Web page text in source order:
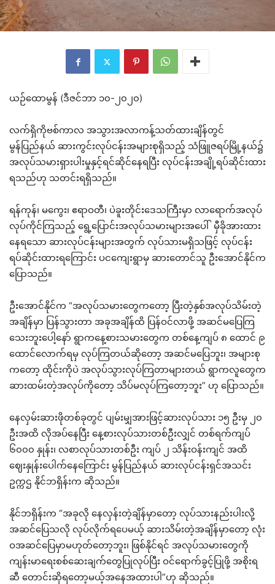
ယဉ်ထောမွန် (ဒီဇင်ဘာ ၁၀-၂၀၂၀)
လက်ရှိကိုဗစ်ကာလ အသွားအလာကန့်သတ်ထားချိန်တွင်
မွန်ပြည်နယ် ဆားကွင်းလုပ်ငန်းအများစုရှိသည့် သံဖြူဇရပ်မြို့နယ်၌
အလုပ်သမားရှားပါးမှုနှင့်ရင်ဆိုင်နေရပြီး လုပ်ငန်းအချို့ရပ်ဆိုင်းထား
ရသည်ဟု သတင်းရရှိသည်။
ရန်ကုန်၊ မကွေး၊ ဧရာဝတီ၊ ပဲခူးတိုင်းဒေသကြီးမှာ လာရောက်အလုပ်
လုပ်ကိုင်ကြသည့် ရွေ့ပြောင်းအလုပ်သမားများအပေါ် မှီခိုအားထား
နေရသော ဆားလုပ်ငန်းများအတွက် လုပ်သားမရှိသဖြင့် လုပ်ငန်း
ရပ်ဆိုင်းထားရကြောင်း ပငကျေးရွာမှ ဆားတောင်သူ ဦးအောင်နိုင်က
ပြောသည်။
ဦးအောင်နိုင်က “အလုပ်သမားတွေကတော့ ပြီးတဲ့နှစ်အလုပ်သိမ်းတဲ့
အချိန်မှာ ပြန်သွားတာ အခုအချိန်ထိ ပြန်ဝင်လာဖို့ အဆင်မပြေကြ
သေးဘူးပေါ့နော် ရွာကနေ့စားသမားတွေက တစ်နေ့ကျပ် ၈ ထောင် ၉
ထောင်လောက်ရမှ လုပ်ကြတယ်ဆိုတော့ အဆင်မပြေဘူး၊ အများစု
ကတော့ ထိုင်းကိုပဲ အလုပ်သွားလုပ်ကြတာများတယ် ရွာကလူတွေက
ဆားထမ်းတဲ့အလုပ်ကိုတော့ သိပ်မလုပ်ကြတော့ဘူး” ဟု ပြောသည်။
နေလှမ်းဆားဖိုတစ်ခုတွင် ပျမ်းမျှအားဖြင့်ဆားလုပ်သား ၁၅ ဦးမှ ၂၀
ဦးအထိ လိုအပ်နေပြီး နေ့စားလုပ်သားတစ်ဦးလျှင် တစ်ရက်ကျပ်
၆၀၀၀ နှုန်း၊ လစာလုပ်သားတစ်ဦး ကျပ် ၂ သိန်းဝန်းကျင် အထိ
ဈေးနှုန်းပေါက်နေကြောင်း မွန်ပြည်နယ် ဆားလုပ်ငန်းရှင်အသင်း
ဥက္ကဌ နိုင်ဘရှိန်းက ဆိုသည်။
နိုင်ဘရှိန်းက “အခုလို နေလှန်းတဲ့ချိန်မှာတော့ လုပ်သားနည်းပါးလို့
အဆင်ပြေသလို လုပ်လိုက်ရပေမယ့် ဆားသိမ်းတဲ့အချိန်မှာတော့ လုံး
ဝအဆင်ပြေမှာမဟုတ်တော့ဘူး၊ ဖြစ်နိုင်ရင် အလုပ်သမားတွေကို
ကျန်းမာရေးစစ်ဆေးချက်တွေပြုလုပ်ပြီး ဝင်ရောက်ခွင့်ပြုဖို့ အစိုးရ
ဆီ တောင်းဆိုရတော့မယ့်အနေအထားပါ”ဟု ဆိုသည်။